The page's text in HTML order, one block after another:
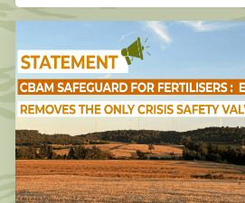
renewable energy. However,
heavily focused on
monitoring and benchmarking,
careful reading of the
difficult to identify concrete
measures that would deliver
for farmers on the